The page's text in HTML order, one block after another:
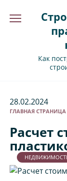
Как
28.02.2024
ГЛАВНАЯ СТРАНИЦА
Расчет